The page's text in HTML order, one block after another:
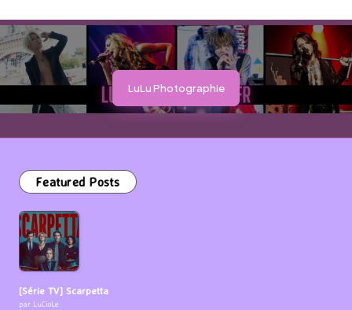
LuLu Photographie
Featured Posts
[Série TV] Scarpetta
par LuCioLe